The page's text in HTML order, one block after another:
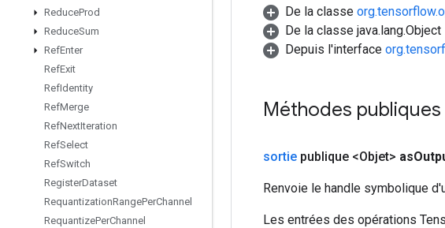
ReduceProd
ReduceSum
RefEnter
RefExit
RefIdentity
RefMerge
RefNextIteration
RefSelect
RefSwitch
RegisterDataset
RequantizationRangePerChannel
RequantizePerChannel
De la classe
De la classe java.lang.Object
Depuis l'interface
Méthodes publiques
sortie publique <Objet> as
Renvoie le handle symbolique
Les entrées des opérations